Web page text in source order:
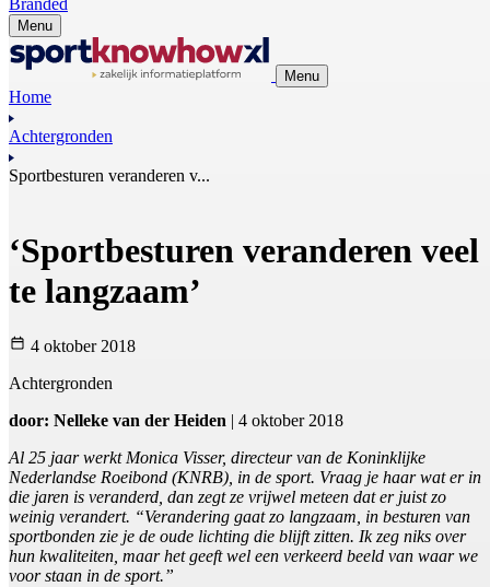
Menu
Menu
Home
Achtergronden
Sportbesturen veranderen v...
‘Sportbesturen veranderen veel
te langzaam’
4 oktober 2018
Achtergronden
door: Nelleke van der Heiden | 4 oktober 2018
Al 25 jaar werkt Monica Visser, directeur van de Koninklijke
Nederlandse Roeibond (KNRB), in de sport. Vraag je haar wat er in
die jaren is veranderd, dan zegt ze vrijwel meteen dat er juist zo
weinig verandert. “Verandering gaat zo langzaam, in besturen van
sportbonden zie je de oude lichting die blijft zitten. Ik zeg niks over
hun kwaliteiten, maar het geeft wel een verkeerd beeld van waar we
voor staan in de sport.”